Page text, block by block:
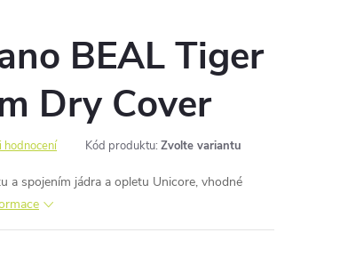
BEAL Tiger
Dry Cover
hodnocení Kód produktu: Zvolte variantu
a spojením jádra a opletu Unicore, vhodné